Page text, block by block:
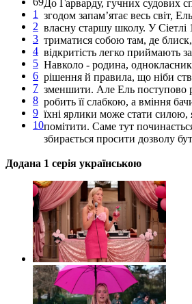
1
2
3
4
5
6
7
8
9
10
До Гарварду, гучних судових
згодом запам’ятає весь світ,
власну старшу школу. У Сіетлі
триматися собою там, де
відкритість легко приймають
Навколо - родина,
рішення й правила, що ніби
зменшити. Але Ель поступово
робить її слабкою, а вміння
їхні ярлики може стати силою,
помітити. Саме тут
збирається просити дозволу
Додана 1 серія українською